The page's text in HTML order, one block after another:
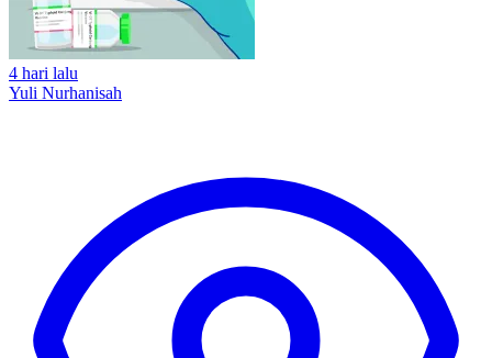
4 hari lalu
Yuli Nurhanisah